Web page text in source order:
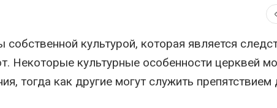
культурой, которая является
Некоторые культурные особенности церквей
тогда как другие могут служить препятствием